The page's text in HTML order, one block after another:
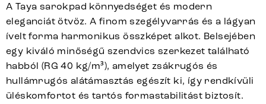
A Taya sarokpad könnyedséget és modern
eleganciát ötvöz. A finom szegélyvarrás és a lágyan
ívelt forma harmonikus összképet alkot. Belsejében
egy kiváló minőségű szendvics szerkezet található
habból (RG 40 kg/m³), amelyet zsákrugós és
hullámrugós alátámasztás egészít ki, így rendkívüli
üléskomfortot és tartós formastabilitást biztosít.